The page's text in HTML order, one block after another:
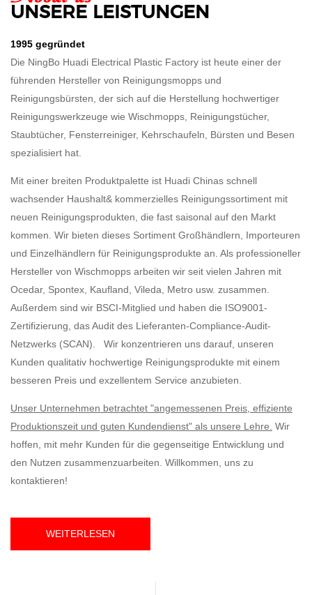
UNSERE LEISTUNGEN
1995 gegründet
Die NingBo Huadi Electrical Plastic Factory ist heute einer der
führenden Hersteller von Reinigungsmopps und
Reinigungsbürsten, der sich auf die Herstellung hochwertiger
Reinigungswerkzeuge wie Wischmopps, Reinigungstücher,
Staubtücher, Fensterreiniger, Kehrschaufeln, Bürsten und Besen
spezialisiert hat.
Mit einer breiten Produktpalette ist Huadi Chinas schnell
wachsender Haushalt& kommerzielles Reinigungssortiment mit
neuen Reinigungsprodukten, die fast saisonal auf den Markt
kommen. Wir bieten dieses Sortiment Großhändlern, Importeuren
und Einzelhändlern für Reinigungsprodukte an. Als professioneller
Hersteller von Wischmopps arbeiten wir seit vielen Jahren mit
Ocedar, Spontex, Kaufland, Vileda, Metro usw. zusammen.
Außerdem sind wir BSCI-Mitglied und haben die ISO9001-
Zertifizierung, das Audit des Lieferanten-Compliance-Audit-
Netzwerks (SCAN). Wir konzentrieren uns darauf, unseren
Kunden qualitativ hochwertige Reinigungsprodukte mit einem
besseren Preis und exzellentem Service anzubieten.
Unser Unternehmen betrachtet "angemessenen Preis, effiziente
Produktionszeit und guten Kundendienst" als unsere Lehre. Wir
hoffen, mit mehr Kunden für die gegenseitige Entwicklung und
den Nutzen zusammenzuarbeiten. Willkommen, uns zu
kontaktieren!
WEITERLESEN